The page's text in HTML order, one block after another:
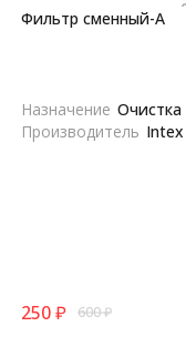
Фильтр сменный-A
Назначение
Производитель Intex
250₽ 600₽